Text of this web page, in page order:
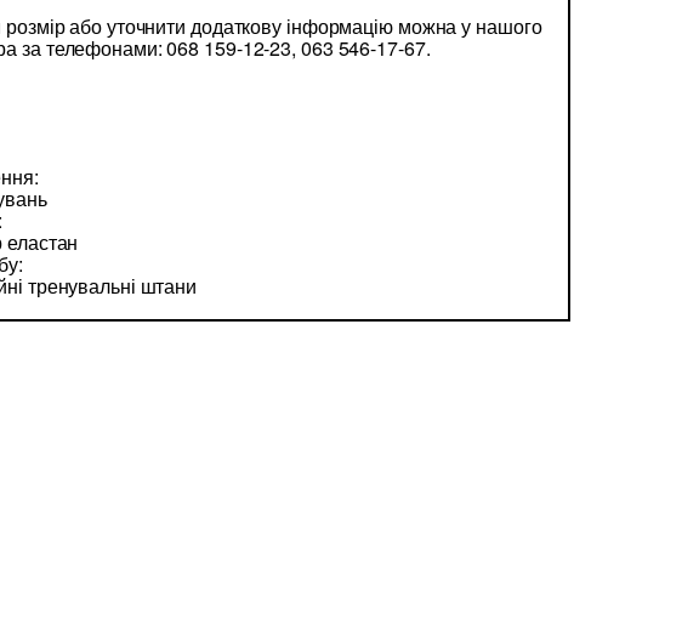
розмір або уточнити додаткову інформацію можна у нашого
за телефонами: 068 159-12-23, 063 546-17-67.
еластан
тренувальні штани